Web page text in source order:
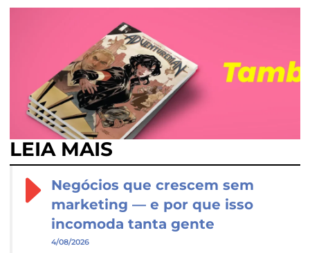
LEIA MAIS
Negócios que crescem sem
marketing — e por que isso
incomoda tanta gente
4/08/2026